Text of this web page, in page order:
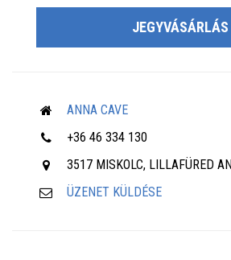
JEGYVÁSÁRLÁS
ANNA CAVE
+36 46 334 130
3517 MISKOLC, LILLAFÜRED
ÜZENET KÜLDÉSE